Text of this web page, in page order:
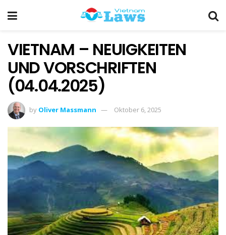
VIETNAM – NEUIGKEITEN
UND VORSCHRIFTEN
(04.04.2025)
by Oliver Massmann Oktober 6, 2025